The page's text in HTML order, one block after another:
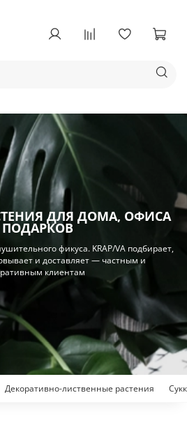
ДЛЯ ДОМА, ОФИСА
фикуса. KRAP/VA подбирает,
и доставляет — частным и
клиентам
Декоративно-лиственные растения